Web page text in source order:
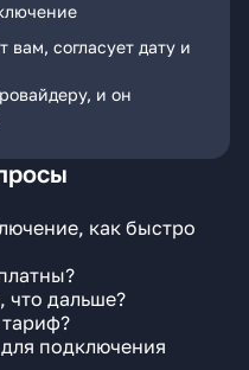
вам, согласует дату и
и он
как быстро
что дальше?
подключения